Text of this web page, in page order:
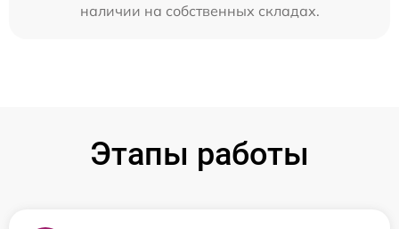
наличии на собственных складах.
Этапы работы